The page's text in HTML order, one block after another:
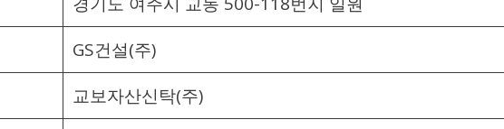
GS건설(주)
교보자산신탁(주)